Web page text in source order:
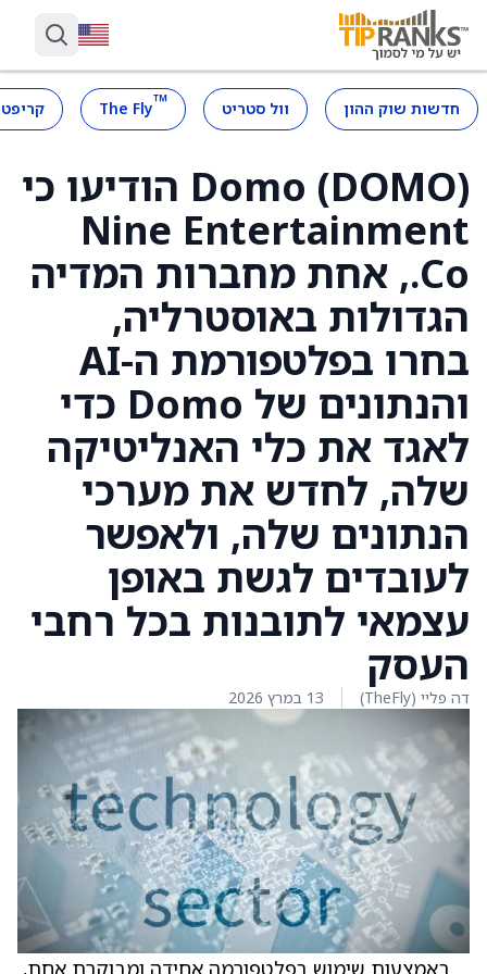
חדשות שוק ההון וול סטריט ™
The Fly
Domo (DOMO) הודיעו כי
Nine Entertainment
Co., אחת מחברות המדיה
הגדולות באוסטרליה,
בחרו בפלטפורמת ה-AI
והנתונים של Domo כדי
לאגד את כלי האנליטיקה
שלה, לחדש את מערכי
הנתונים שלה, ולאפשר
לעובדים לגשת באופן
עצמאי לתובנות בכל רחבי
העסק
דה פליי (TheFly) 13 במרץ 2026
. . באמצעות שימוש בפלטפורמה אחידה ומבוקרת אחת,